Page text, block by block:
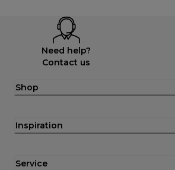
Need help?
Contact us
Shop
Inspiration
Service